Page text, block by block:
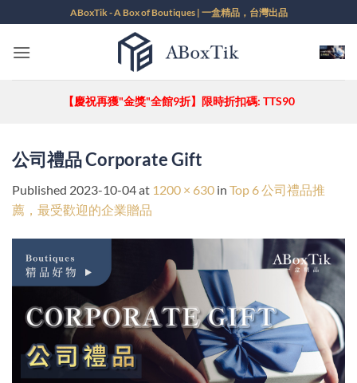
to
content
ABoxTik - A Box of Boutiques | 一盒精品，台灣出品
【慶祝再獲"金獎"全館9折】限時折扣碼: TTS90
公司禮品 Corporate Gift
Published 2023-10-04at 1200 × 630 in Top 6 公司禮品推
薦，最受歡迎的企業贈品